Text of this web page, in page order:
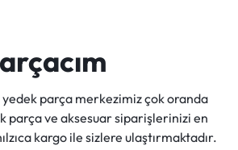
parça merkezimiz çok oranda
parça ve aksesuar siparişlerinizi en
kargo ile sizlere ulaştırmaktadır.